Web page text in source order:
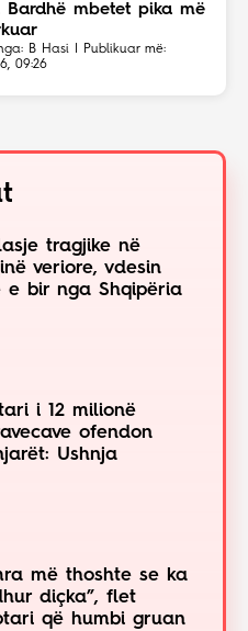
Bardhë mbetet pika më
B Hasi | Publikuar më:
09:26
tragjike në
veriore, vdesin
e bir nga Shqipëria
i 12 milionë
ofendon
Ushnja
më thoshte se ka
diçka”, flet
që humbi gruan